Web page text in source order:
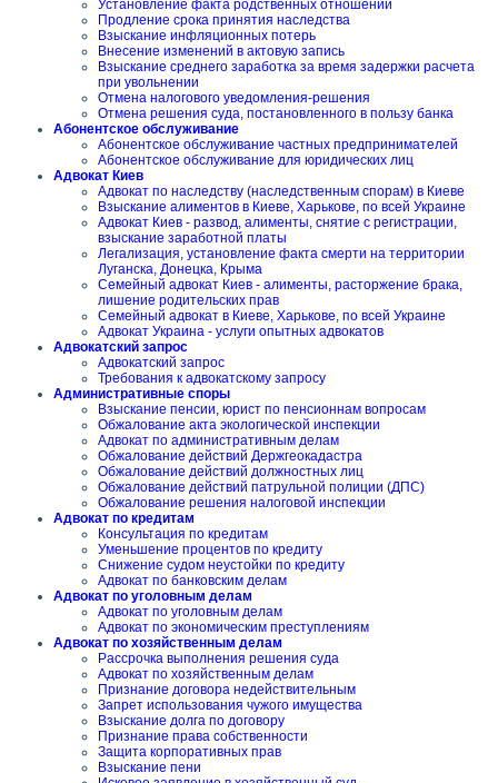
Установление факта родственных отношений
Продление срока принятия наследства
Взыскание инфляционных потерь
Внесение изменений в актовую запись
Взыскание среднего заработка за время задержки расчета
при увольнении
Отмена налогового уведомления-решения
Отмена решения суда, постановленного в пользу банка
Абонентское обслуживание
Абонентское обслуживание частных предпринимателей
Абонентское обслуживание для юридических лиц
Адвокат Киев
Адвокат по наследству (наследственным спорам) в Киеве
Взыскание алиментов в Киеве, Харькове, по всей Украине
Адвокат Киев - развод, алименты, снятие с регистрации,
взыскание заработной платы
Легализация, установление факта смерти на территории
Луганска, Донецка, Крыма
Семейный адвокат Киев - алименты, расторжение брака,
лишение родительских прав
Семейный адвокат в Киеве, Харькове, по всей Украине
Адвокат Украина - услуги опытных адвокатов
Адвокатский запрос
Адвокатский запрос
Требования к адвокатскому запросу
Административные споры
Взыскание пенсии, юрист по пенсионнам вопросам
Обжалование акта экологической инспекции
Адвокат по административным делам
Обжалование действий Держгеокадастра
Обжалование действий должностных лиц
Обжалование действий патрульной полиции (ДПС)
Обжалование решения налоговой инспекции
Адвокат по кредитам
Консультация по кредитам
Уменьшение процентов по кредиту
Снижение судом неустойки по кредиту
Адвокат по банковским делам
Адвокат по уголовным делам
Адвокат по уголовным делам
Адвокат по экономическим преступлениям
Адвокат по хозяйственным делам
Рассрочка выполнения решения суда
Адвокат по хозяйственным делам
Признание договора недействительным
Запрет использования чужого имущества
Взыскание долга по договору
Признание права собственности
Защита корпоративных прав
Взыскание пени